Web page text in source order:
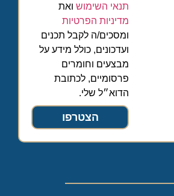
תנאי השימוש ואת
מדיניות הפרטיות
ומסכים/ה לקבל תכנים
ועדכונים, כולל מידע על
מבצעים וחומרים
פרסומיים, לכתובת
הדוא״ל שלי.
הצטרפו